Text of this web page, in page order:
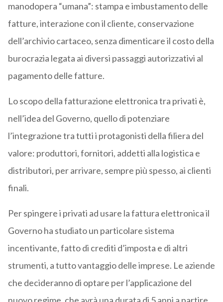
manodopera “umana”: stampa e imbustamento delle
fatture, interazione con il cliente, conservazione
dell’archivio cartaceo, senza dimenticare il costo della
burocrazia legata ai diversi passaggi autorizzativi al
pagamento delle fatture.
Lo scopo della fatturazione elettronica tra privati è,
nell’idea del Governo, quello di potenziare
l’integrazione tra tutti i protagonisti della filiera del
valore: produttori, fornitori, addetti alla logistica e
distributori, per arrivare, sempre più spesso, ai clienti
finali.
Per spingere i privati ad usare la fattura elettronica il
Governo ha studiato un particolare sistema
incentivante, fatto di crediti d’imposta e di altri
strumenti, a tutto vantaggio delle imprese. Le aziende
che decideranno di optare per l’applicazione del